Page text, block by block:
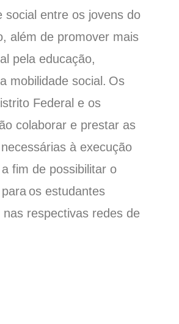
social entre os jovens do
além de promover mais
pela educação,
mobilidade social. Os
Federal e os
colaborar e prestar as
à execução
fim de possibilitar o
os estudantes
nas respectivas redes de